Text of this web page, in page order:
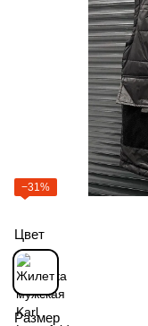
−31%
Цвет
Размер